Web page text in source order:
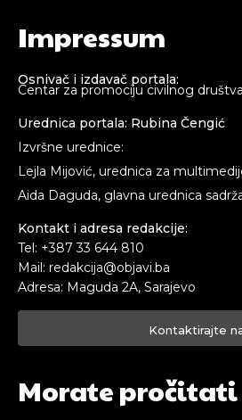
Impressum
Osnivač i izdavač portala:
Centar za promociju civilnog društva
Urednica portala: Rubina Čengić
Izvršne urednice:
Lejla Mijović, urednica za
Aida Daguda, glavna urednica
Kontakt i adresa redakcije:
Tel: +387 33 644 810
Mail: redakcija@objavi.ba
Adresa: Maguda 2A, Sarajevo
Kontaktirajte
Morate pročitati